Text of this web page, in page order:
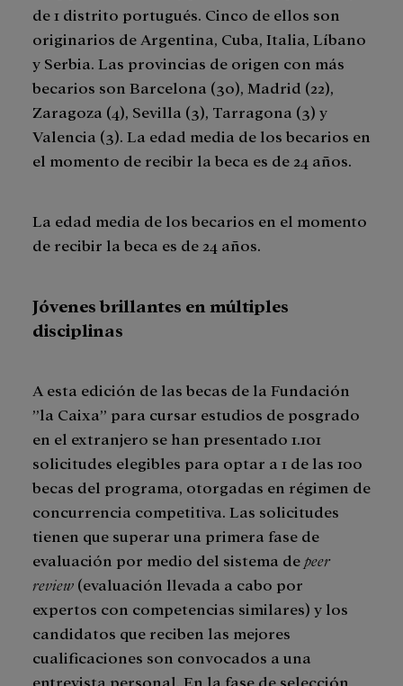
de 1 distrito portugués. Cinco de ellos son
originarios de Argentina, Cuba, Italia, Líbano
y Serbia. Las provincias de origen con más
becarios son Barcelona (30), Madrid (22),
Zaragoza (4), Sevilla (3), Tarragona (3) y
Valencia (3). La edad media de los becarios en
el momento de recibir la beca es de 24 años.
La edad media de los becarios en el momento
de recibir la beca es de 24 años.
Jóvenes brillantes en múltiples
disciplinas
A esta edición de las becas de la Fundación
”la Caixa” para cursar estudios de posgrado
en el extranjero se han presentado 1.101
solicitudes elegibles para optar a 1 de las 100
becas del programa, otorgadas en régimen de
concurrencia competitiva. Las solicitudes
tienen que superar una primera fase de
evaluación por medio del sistema de peer
review (evaluación llevada a cabo por
expertos con competencias similares) y los
candidatos que reciben las mejores
cualificaciones son convocados a una
entrevista personal. En la fase de selección